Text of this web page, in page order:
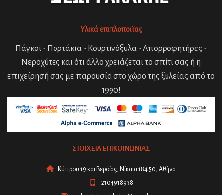
Υλικά επιπλοποιϊας
Πάγκοι - Πορτάκια - Κουρτινόξυλα - Απορροφητήρες -
Νεροχύτες και ότι άλλο χρειάζεται το σπίτι σας ή η
επιχείρησή σας με παρουσία στο χώρο της ξυλείας από το
1990!
ΣΤΟΙΧΕΙΑ ΕΠΙΚΟΙΝΩΝΙΑΣ
Κύπρου 19 και Βεροίας, Νίκαια 184 50, Αθήνα
2104918938